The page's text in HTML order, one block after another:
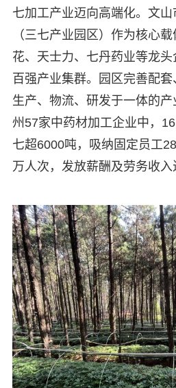
七加工产业迈向高端化。文
（三七产业园区）作为核心
花、天士力、七丹药业等龙
百强产业集群。园区完善配
生产、物流、研发于一体的
州57家中药材加工企业中，
七超6000吨，吸纳固定员工
万人次，发放薪酬及劳务收入